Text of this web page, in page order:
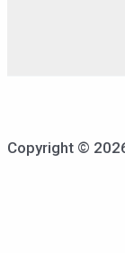
Copyright ©